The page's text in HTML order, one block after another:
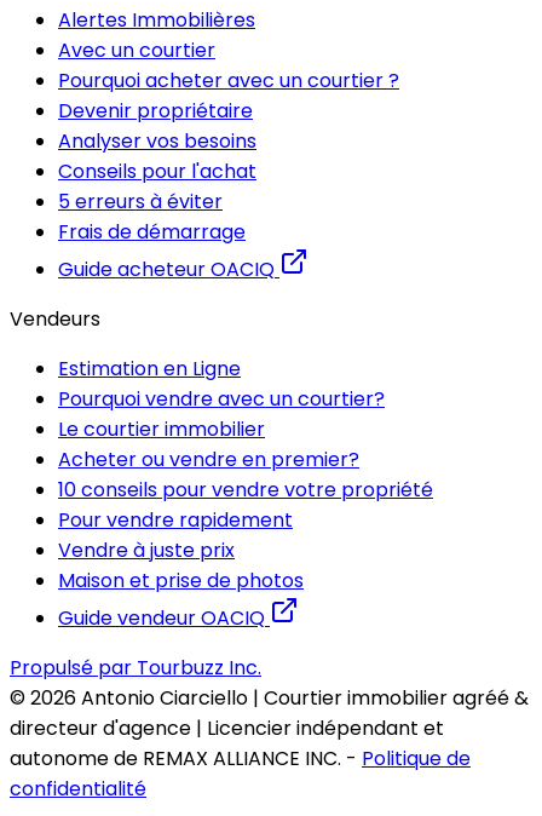
Alertes Immobilières
Avec un courtier
Pourquoi acheter avec un courtier ?
Devenir propriétaire
Analyser vos besoins
Conseils pour l'achat
5 erreurs à éviter
Frais de démarrage
Guide acheteur OACIQ
Vendeurs
Estimation en Ligne
Pourquoi vendre avec un courtier?
Le courtier immobilier
Acheter ou vendre en premier?
10 conseils pour vendre votre propriété
Pour vendre rapidement
Vendre à juste prix
Maison et prise de photos
Guide vendeur OACIQ
Propulsé par Tourbuzz Inc.
©2026Antonio Ciarciello | Courtier immobilier agréé &
directeur d'agence | Licencier indépendant et
autonome de REMAX ALLIANCE INC. - Politique de
confidentialité